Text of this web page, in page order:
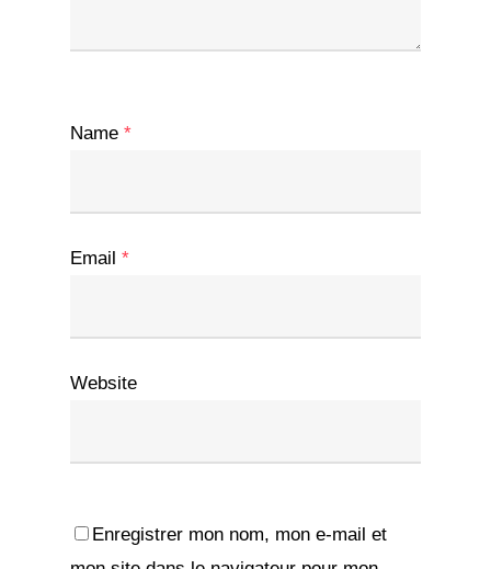
Name *
Email *
Website
Enregistrer mon nom, mon e-mail et